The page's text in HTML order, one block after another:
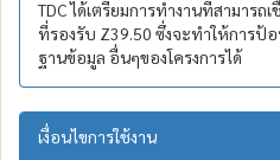
TDC ได้เตรียมการทำงานที่สามาร
ที่รองรับ Z39.50 ซึ่งจะทำให้การป้
ฐานข้อมูล อื่นๆของโครงการได้
เงื่อนไขการใช้งาน